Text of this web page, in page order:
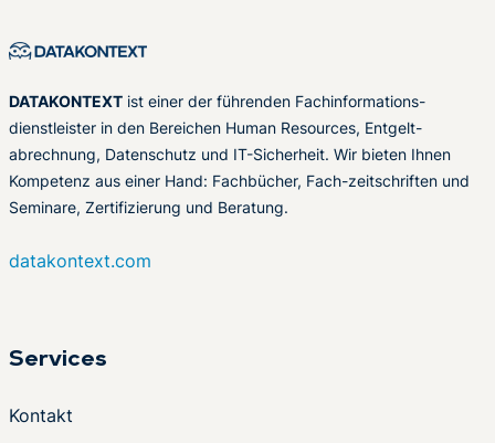
DATAKONTEXT ist einer der führenden Fachinformations-
dienstleister in den Bereichen Human Resources, Entgelt-
abrechnung, Datenschutz und IT-Sicherheit. Wir bieten Ihnen
Kompetenz aus einer Hand: Fachbücher, Fach-zeitschriften und
Seminare, Zertifizierung und Beratung.
datakontext.com
Services
Kontakt